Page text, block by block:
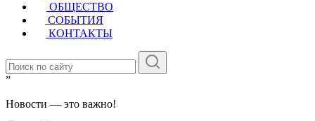
ОБЩЕСТВО
СОБЫТИЯ
КОНТАКТЫ
”
Новости — это важно!